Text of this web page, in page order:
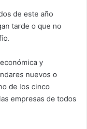
de este año
tarde o que no
y
nuevos o
de los cinco
empresas de todos